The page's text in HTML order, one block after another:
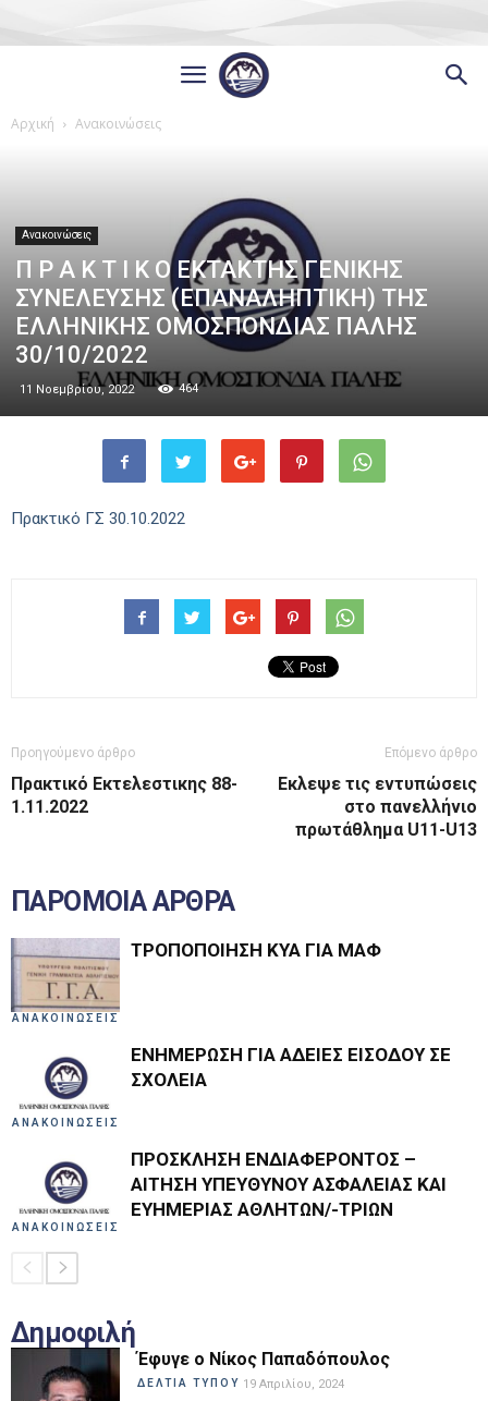
Αρχική Ανακοινώσεις
Ανακοινώσεις
Π Ρ Α Κ Τ Ι Κ Ο ΕΚΤΑΚΤΗΣ ΓΕΝΙΚΗΣ
ΣΥΝΕΛΕΥΣΗΣ (ΕΠΑΝΑΛΗΠΤΙΚΗ) ΤΗΣ
ΕΛΛΗΝΙΚΗΣ ΟΜΟΣΠΟΝΔΙΑΣ ΠΑΛΗΣ
30/10/2022
11 Νοεμβρίου, 2022 464
Πρακτικό ΓΣ 30.10.2022
Προηγούμενο άρθρο
Πρακτικό Εκτελεστικης 88-
1.11.2022
Επόμενο άρθρο
Εκλεψε τις εντυπώσεις
στο πανελλήνιο
πρωτάθλημα U11-U13
ΠΑΡΟΜΟΙΑ ΑΡΘΡΑ
ΑΝΑΚΟΙΝΩΣΕΙΣ
ΤΡΟΠΟΠΟΙΗΣΗ ΚΥΑ ΓΙΑ ΜΑΦ
ΑΝΑΚΟΙΝΩΣΕΙΣ
ΕΝΗΜΕΡΩΣΗ ΓΙΑ ΑΔΕΙΕΣ ΕΙΣΟΔΟΥ ΣΕ
ΣΧΟΛΕΙΑ
ΑΝΑΚΟΙΝΩΣΕΙΣ
ΠΡΟΣΚΛΗΣΗ ΕΝΔΙΑΦΕΡΟΝΤΟΣ –
ΑΙΤΗΣΗ ΥΠΕΥΘΥΝΟΥ ΑΣΦΑΛΕΙΑΣ ΚΑΙ
ΕΥΗΜΕΡΙΑΣ ΑΘΛΗΤΩΝ/-ΤΡΙΩΝ
Δημοφιλή
Έφυγε ο Νίκος Παπαδόπουλος
ΔΕΛΤΙΑ ΤΥΠΟΥ 19 Απριλίου, 2024